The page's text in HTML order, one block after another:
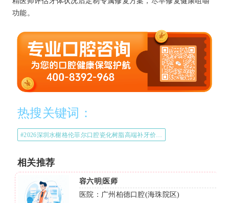
功能。
热搜关键词：
#2026深圳水榭格伦菲尔口腔瓷化树脂高端补牙价格#
相关推荐
容六明|医师
医院：广州柏德口腔(海珠院区)